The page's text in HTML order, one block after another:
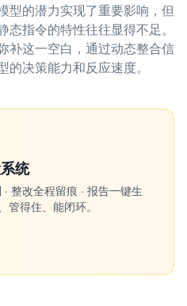
型的潜力实现了重要影响，但
指令的特性往往显得不足。
补这一空白，通过动态整合信
决策能力和反应速度。
统
整改全程留痕 · 报告一键生
管得住、能闭环。